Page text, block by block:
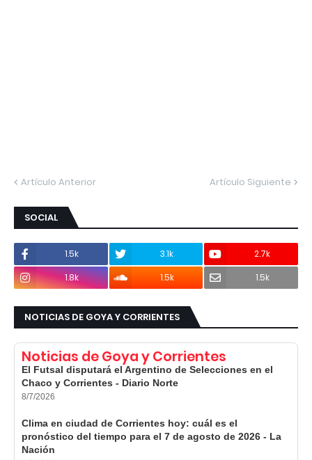
Artículo Anterior Artículo Siguiente
SOCIAL
1.5k 3.1k
2.7k
1.8k
1.5k 1.5k
NOTICIAS DE GOYA Y CORRIENTES
Noticias de Goya y Corrientes
El Futsal disputará el Argentino de Selecciones en el
Chaco y Corrientes - Diario Norte
8/7/2026
Clima en ciudad de Corrientes hoy: cuál es el
pronóstico del tiempo para el 7 de agosto de 2026 - La
Nación